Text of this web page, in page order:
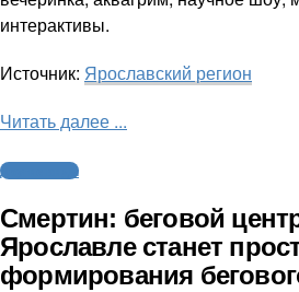
интерактивы.
Источник: Ярославский регион
Читать далее ...
Другие виды
Смертин: беговой
Ярославле станет
формирования